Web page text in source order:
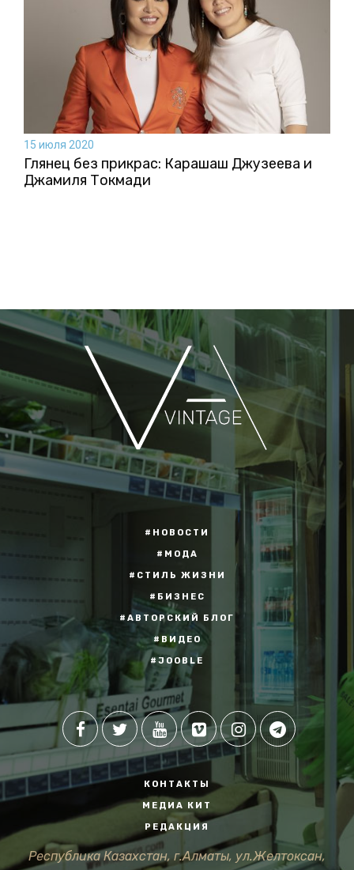
15 июля 2020
Глянец без прикрас: Карашаш Джузеева и
Джамиля Токмади
#НОВОСТИ
#МОДА
#СТИЛЬ ЖИЗНИ
#БИЗНЕС
#АВТОРСКИЙ БЛОГ
#ВИДЕО
#JOOBLE
КОНТАКТЫ
МЕДИА КИТ
РЕДАКЦИЯ
Республика Казахстан, г.Алматы, ул.Желтоксан,